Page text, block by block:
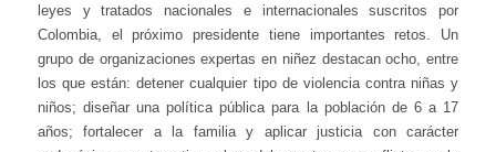
leyes y tratados nacionales e internacionales suscritos por
Colombia, el próximo presidente tiene importantes retos. Un
grupo de organizaciones expertas en niñez destacan ocho, entre
los que están: detener cualquier tipo de violencia contra niñas y
niños; diseñar una política pública para la población de 6 a 17
años; fortalecer a la familia y aplicar justicia con carácter